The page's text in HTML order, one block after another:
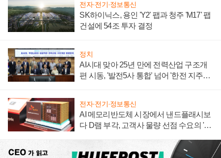
전자·전기·정보통신
SK하이닉스, 용인 'Y2' 팹과 청주 'M17' 팹
건설에 54조 투자 결정
정치
AI시대 맞아 25년 만에 전력산업 구조개
편 시동, '발전5사 통합' 넘어 '한전 지주사'
전자·전기·정보통신
AI 메모리반도체 시장에서 낸드플래시보
다 D램 부각, 고객사 물량 선점 수요의 '우